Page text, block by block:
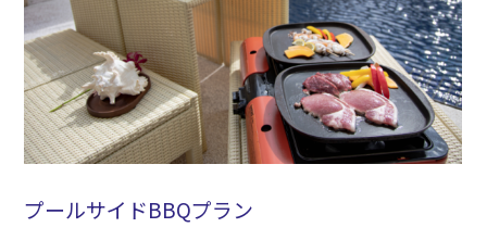
プールサイドBBQプラン